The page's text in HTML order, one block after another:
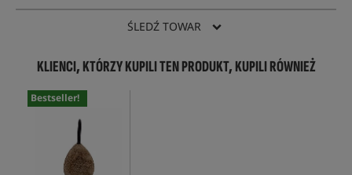
ŚLEDŹ TOWAR
KLIENCI, KTÓRZY KUPILI TEN PRODUKT, KUPILI RÓWNIEŻ
Bestseller!